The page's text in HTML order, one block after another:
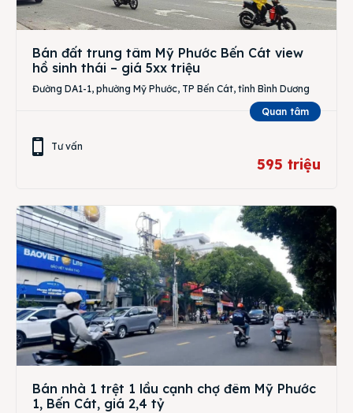
Bán đất trung tâm Mỹ Phước Bến Cát view
hồ sinh thái – giá 5xx triệu
Đường DA1-1, phường Mỹ Phước, TP Bến Cát, tỉnh Bình Dương
Quan tâm
Tư vấn
595 triệu
Bán nhà 1 trệt 1 lầu cạnh chợ đêm Mỹ Phước
1, Bến Cát, giá 2,4 tỷ